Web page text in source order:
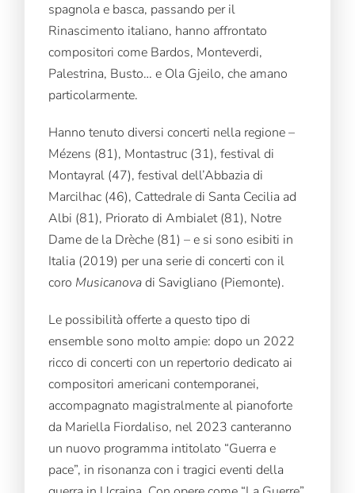
spagnola e basca, passando per il
Rinascimento italiano, hanno affrontato
compositori come Bardos, Monteverdi,
Palestrina, Busto… e Ola Gjeilo, che amano
particolarmente.
Hanno tenuto diversi concerti nella regione –
Mézens (81), Montastruc (31), festival di
Montayral (47), festival dell’Abbazia di
Marcilhac (46), Cattedrale di Santa Cecilia ad
Albi (81), Priorato di Ambialet (81), Notre
Dame de la Drèche (81) – e si sono esibiti in
Italia (2019) per una serie di concerti con il
coro Musicanovadi Savigliano (Piemonte).
Le possibilità offerte a questo tipo di
ensemble sono molto ampie: dopo un 2022
ricco di concerti con un repertorio dedicato ai
compositori americani contemporanei,
accompagnato magistralmente al pianoforte
da Mariella Fiordaliso, nel 2023 canteranno
un nuovo programma intitolato “Guerra e
pace”, in risonanza con i tragici eventi della